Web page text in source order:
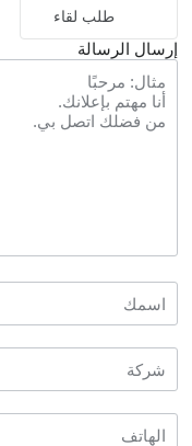
طلب لقاء
إرسال الرسالة